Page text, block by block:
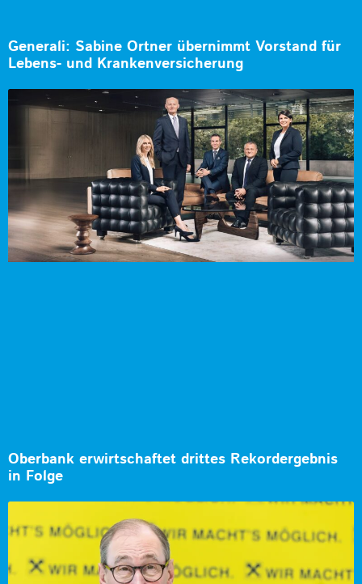
Generali: Sabine Ortner übernimmt Vorstand für
Lebens- und Krankenversicherung
Oberbank erwirtschaftet drittes Rekordergebnis
in Folge